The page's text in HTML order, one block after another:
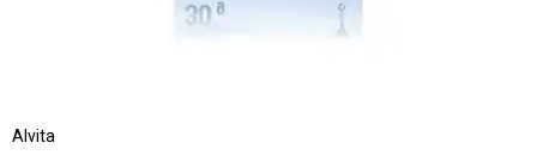
Alvita